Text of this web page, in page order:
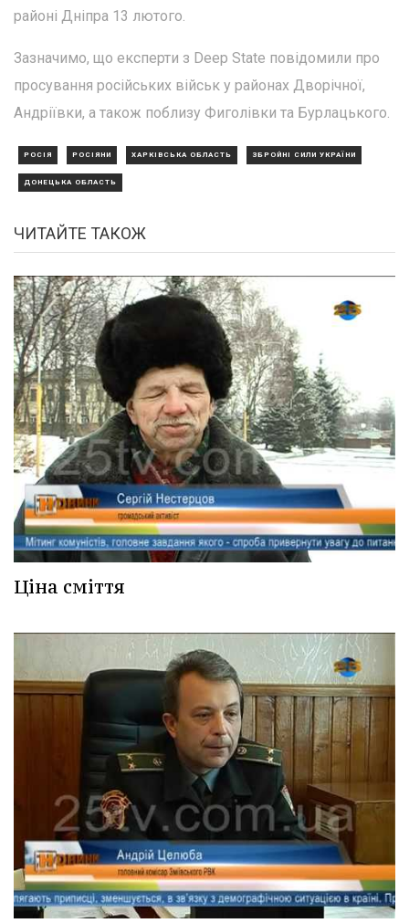
районі Дніпра 13 лютого.
Зазначимо, що експерти з Deep State повідомили про
просування російських військ у районах Дворічної,
Андріївки, а також поблизу Фиголівки та Бурлацького.
РОСІЯ РОСІЯНИ ХАРКІВСЬКА ОБЛАСТЬ ЗБРОЙНІ СИЛИ УКРАЇНИ
ДОНЕЦЬКА ОБЛАСТЬ
ЧИТАЙТЕ ТАКОЖ
Ціна сміття